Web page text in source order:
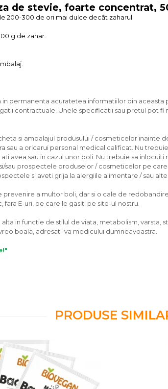
de stevie, foarte concentrat,
200-300 de ori mai dulce decât zaharul.
g de zahar.
permanenta acuratetea informatiilor din aceasta
contractuale. Unele specificatii sau pretul pot
si ambalajul produsului / cosmeticelor inainte
sau a oricarui personal medical calificat. Nu
avea sau in cazul unor boli. Nu trebuie sa
prospectele produselor / cosmeticelor pe care
si aveti grija la alergiile alimentare / sau
a multor boli, dar si o cale de
E-uri, pe care le gasiti pe site-ul nostru.
in functie de stilul de viata, metabolism, varsta,
boala, adresati-va medicului dumneavoastra.
PRODUSE